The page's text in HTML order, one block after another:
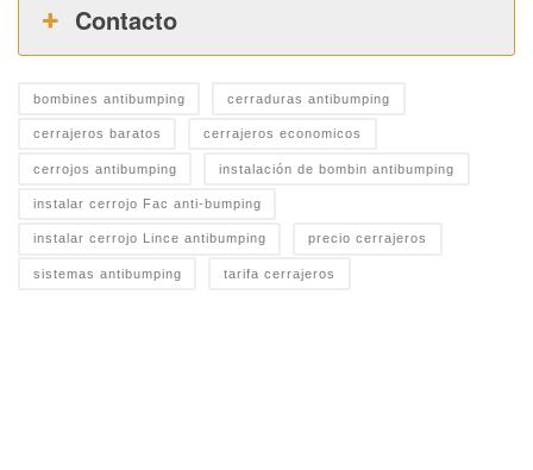
Contacto
bombines antibumping cerraduras antibumping
cerrajeros baratos cerrajeros economicos
cerrojos antibumping instalación de bombin antibumping
instalar cerrojo Fac anti-bumping
instalar cerrojo Lince antibumping precio cerrajeros
sistemas antibumping tarifa cerrajeros